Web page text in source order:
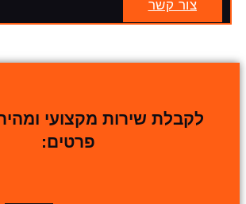
צור קשר
לקבלת שירות מקצועי
פרטים: